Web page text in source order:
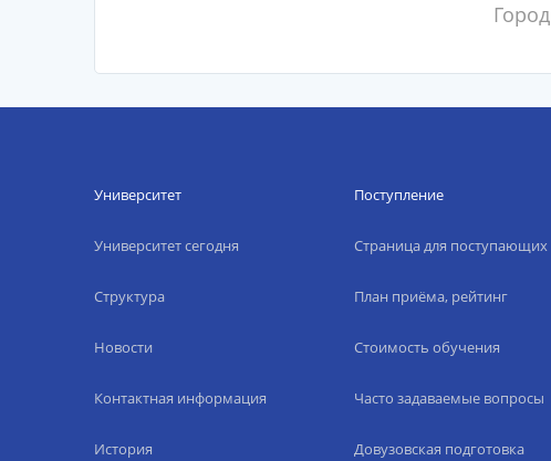
Город
Университет
Университет сегодня
Структура
Новости
Контактная информация
История
Поступление
Страница для поступающих
План приёма, рейтинг
Стоимость обучения
Часто задаваемые вопросы
Довузовская подготовка